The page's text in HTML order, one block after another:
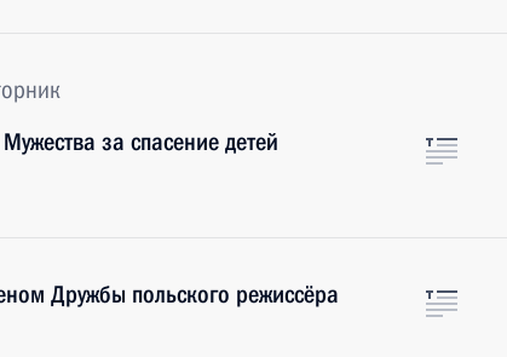
за спасение детей
Дружбы польского режиссёра